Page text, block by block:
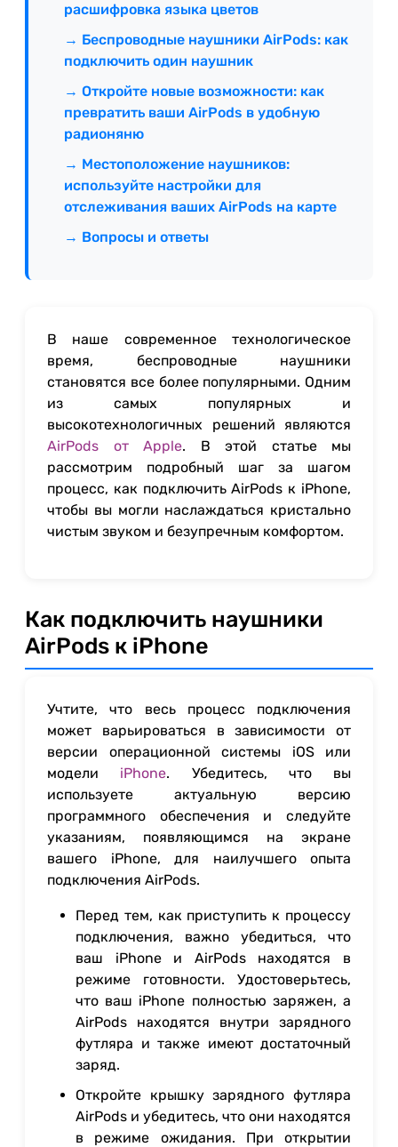
расшифровка языка цветов
→ Беспроводные наушники AirPods: как
подключить один наушник
→ Откройте новые возможности: как
превратить ваши AirPods в удобную
радионяню
→ Местоположение наушников:
используйте настройки для
отслеживания ваших AirPods на карте
→ Вопросы и ответы
В наше современное технологическое
время, беспроводные наушники
становятся все более популярными. Одним
из самых популярных и
высокотехнологичных решений являются
AirPods от Apple. В этой статье мы
рассмотрим подробный шаг за шагом
процесс, как подключить AirPods к iPhone,
чтобы вы могли наслаждаться кристально
чистым звуком и безупречным комфортом.
Как подключить наушники
AirPods к iPhone
Учтите, что весь процесс подключения
может варьироваться в зависимости от
версии операционной системы iOS или
модели iPhone. Убедитесь, что вы
используете актуальную версию
программного обеспечения и следуйте
указаниям, появляющимся на экране
вашего iPhone, для наилучшего опыта
подключения AirPods.
Перед тем, как приступить к процессу
подключения, важно убедиться, что
ваш iPhone и AirPods находятся в
режиме готовности. Удостоверьтесь,
что ваш iPhone полностью заряжен, а
AirPods находятся внутри зарядного
футляра и также имеют достаточный
заряд.
Откройте крышку зарядного футляра
AirPods и убедитесь, что они находятся
в режиме ожидания. При открытии